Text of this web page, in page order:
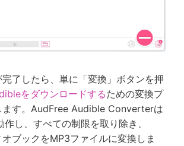
了したら、単に「変換」ボタンを押
をダウンロードするための変換プ
ます。AudFree Audible Converterは
し、すべての制限を取り除き、
ブックをMP3ファイルに変換しま